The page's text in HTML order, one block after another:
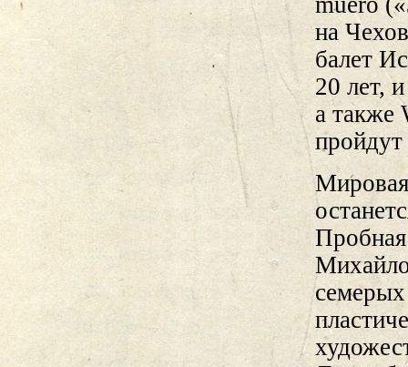
на
балет
20 лет,
а также
пройдут
Пробная